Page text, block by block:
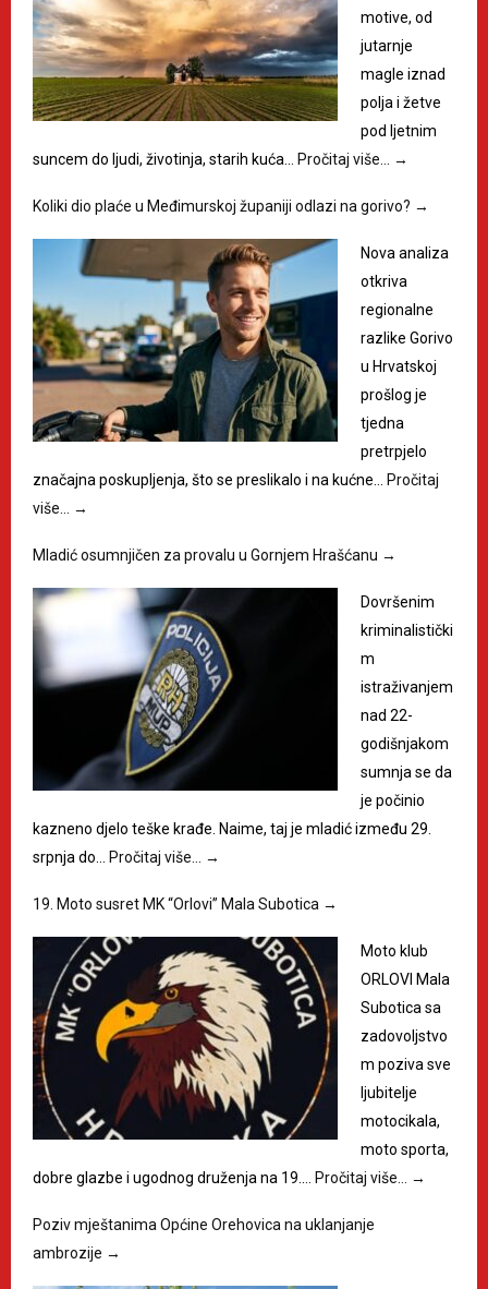
motive, od
jutarnje
magle iznad
polja i žetve
pod ljetnim
suncem do ljudi, životinja, starih kuća…
Pročitaj više… →
Koliki dio plaće u Međimurskoj županiji odlazi na gorivo? →
Nova analiza
otkriva
regionalne
razlike Gorivo
u Hrvatskoj
prošlog je
tjedna
pretrpjelo
značajna poskupljenja, što se preslikalo i na kućne…
Pročitaj
više…
→
Mladić osumnjičen za provalu u Gornjem Hrašćanu →
Dovršenim
kriminalistički
m
istraživanjem
nad 22-
godišnjakom
sumnja se da
je počinio
kazneno djelo teške krađe. Naime, taj je mladić između 29.
srpnja do…
Pročitaj više… →
19. Moto susret MK “Orlovi” Mala Subotica →
Moto klub
ORLOVI Mala
Subotica sa
zadovoljstvo
m poziva sve
ljubitelje
motocikala,
moto sporta,
dobre glazbe i ugodnog druženja na 19.…
Pročitaj više… →
Poziv mještanima Općine Orehovica na uklanjanje
ambrozije →